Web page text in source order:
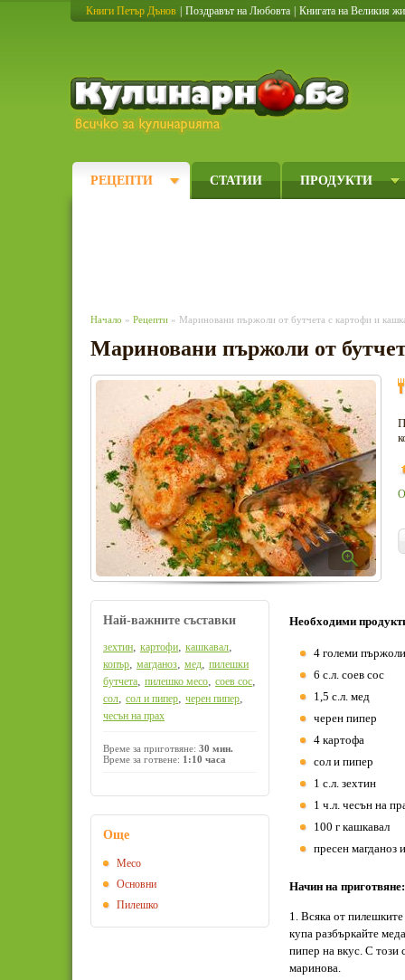
Книги Петър Дънов Поздравът на Любовта Книгата на Великия
РЕЦЕПТИ СТАТИИ ПРОДУКТИ
Начало » Рецепти » Мариновани пържоли от бутчета с картофи и
Мариновани пържоли от
Необходими
4 големи
6 с.л. соев сос
1,5 с.л. мед
черен пипер
4 картофа
сол и пипер
1 с.л. зехтин
1 ч.л. чесън на
100 г кашкавал
пресен магданоз
Начин на приготвяне:
1. Всяка от
купа разбъркайте
пипер на вкус. С този
маринова.
Най-важните съставки
зехтин, картофи, кашкавал,
копър, магданоз, мед, пилешки
бутчета, пилешко месо, соев сос,
сол, сол и пипер, черен пипер,
чесън на прах
Време за приготвяне: 30 мин.
Време за готвене: 1:10 часа
Още
Месо
Основни
Пилешко